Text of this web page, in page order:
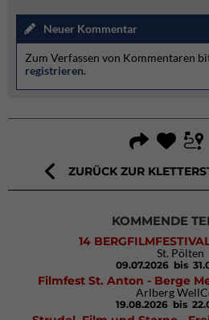
Neuer Kommentar
Zum Verfassen von Kommentaren
registrieren.
ZURÜCK ZUR
KOMMENDE
14
St. Pölten
09.07.2026 bis
Filmfest St. Anton - Berge
Arlberg
19.08.2026 bis